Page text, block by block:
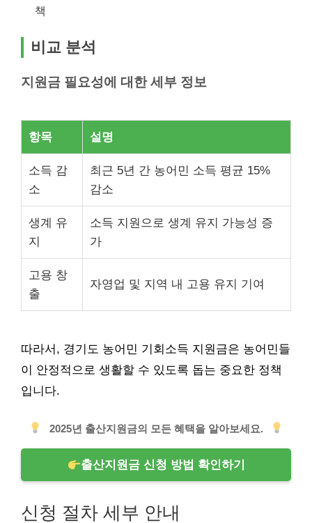
책
비교 분석
지원금 필요성에 대한 세부 정보
항목 설명
소득 감
소
최근 5년 간 농어민 소득 평균 15%
감소
생계 유
지
소득 지원으로 생계 유지 가능성 증
가
고용 창
출
자영업 및 지역 내 고용 유지 기여
따라서, 경기도 농어민 기회소득 지원금은 농어민들
이 안정적으로 생활할 수 있도록 돕는 중요한 정책
입니다.
2025년 출산지원금의 모든 혜택을 알아보세요.
출산지원금 신청 방법 확인하기
신청 절차 세부 안내